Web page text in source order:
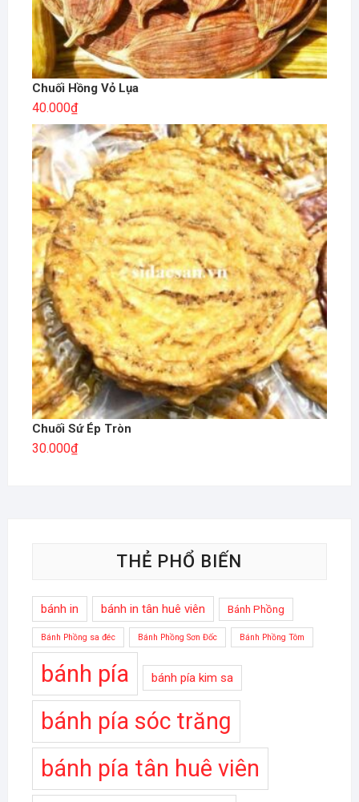
Chuối Hồng Vỏ Lụa
40.000₫
Chuối Sứ Ép Tròn
30.000₫
THẺ PHỔ BIẾN
bánh in bánh in tân huê viên Bánh Phồng
Bánh Phồng sa đéc Bánh Phồng Sơn Đốc Bánh Phồng Tôm
bánh pía bánh pía kim sa
bánh pía sóc trăng
bánh pía tân huê viên